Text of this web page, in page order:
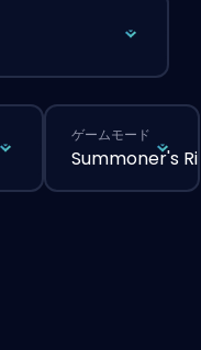
ゲームモード
Summoner's Rift